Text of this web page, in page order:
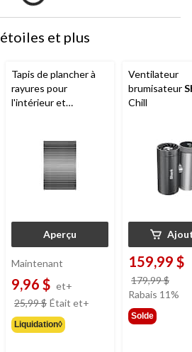
et plus
Tapis de plancher à
rayures pour
l'intérieur et
choix de couleurs, 2 x
Aperçu
Maintenant
9,96 $ et+
25,99 $ Était et+
Liquidation◊
Ventilateur
brumisateur
Chill
159,99 $
179,99 $
était
Rabais 11%
Solde